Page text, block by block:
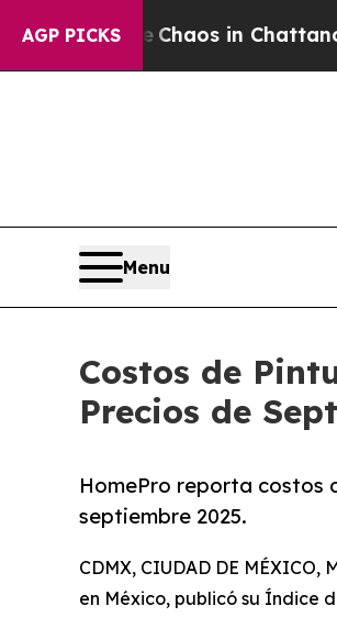
AGP PICKSChaos in Chattanooga.
Menu
Costos de
Precios de
HomePro reporta costos
septiembre 2025.
CDMX, CIUDAD DE MÉXICO,
en México, publicó su Índice